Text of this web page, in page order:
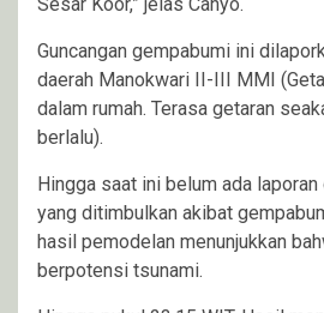
Sesar Koor,” jelas Cahyo.
Guncangan gempabumi ini
daerah Manokwari II-III MMI
dalam rumah. Terasa getaran
berlalu).
Hingga saat ini belum ada
yang ditimbulkan akibat
hasil pemodelan menunjukkan
berpotensi tsunami.